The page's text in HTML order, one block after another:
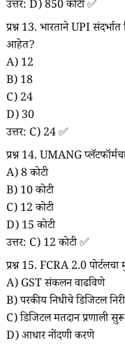
उत्तर: D) 850 कोटी ✅
प्रश्न 13. भारताने UPI
आहेत?
A) 12
B) 18
C) 24
D) 30
उत्तर: C) 24 ✅
प्रश्न 14. UMANG
A) 8 कोटी
B) 10 कोटी
C) 12 कोटी
D) 15 कोटी
उत्तर: C) 12 कोटी ✅
प्रश्न 15. FCRA 2.0
A) GST संकलन वाढविणे
B) परकीय निधीचे डिजिटल
C) डिजिटल मतदान प्रणाली
D) आधार नोंदणी करणे